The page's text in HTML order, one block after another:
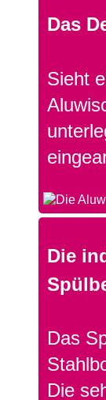
Das
Sieht
Die
Das
Die